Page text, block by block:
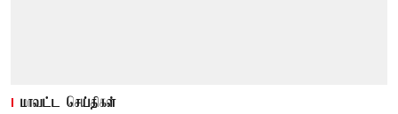
மாவட்ட செய்திகள்